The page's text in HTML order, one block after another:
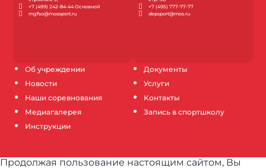
Об учреждении
Новости
Наши соревнования
Медиагалерея
Инструкции
Документы
Услуги
Контакты
Запись в спортшколу
+7 (499) 242-84-44 Основной
mgfso@mossport.ru
+7 (495) 777-77-77
depsport@mos.ru
Продолжая пользование настоящим сайтом, Вы